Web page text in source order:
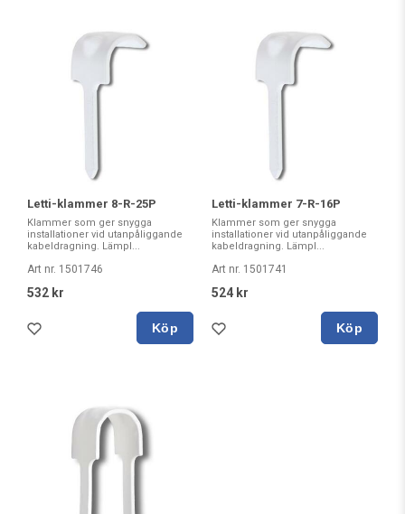
Letti-klammer 8-R-25P
Klammer som ger snygga
installationer vid utanpåliggande
kabeldragning. Lämpl...
Art nr. 1501746
532 kr
Köp
Letti-klammer 7-R-16P
Klammer som ger snygga
installationer vid utanpåliggande
kabeldragning. Lämpl...
Art nr. 1501741
524 kr
Köp